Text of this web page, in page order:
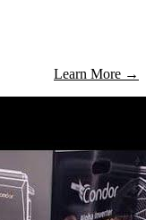
Learn More →